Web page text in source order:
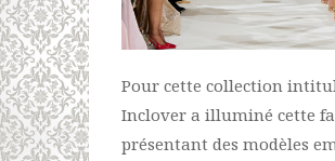
Pour cette collection
Inclover a illuminé cette
présentant des modèles